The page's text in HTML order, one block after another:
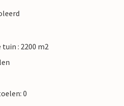
: 2200 m2
0